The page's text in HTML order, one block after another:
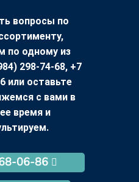
вопросы по
по одному из
298-74-68, +7
или оставьте
с вами в
время и
06-86